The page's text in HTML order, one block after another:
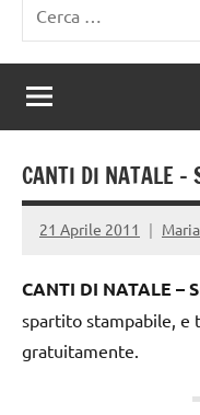
per:
CANTI DI NATALE
21 Aprile 2011
CANTI DI NATALE –
spartito stampabile, e
gratuitamente.